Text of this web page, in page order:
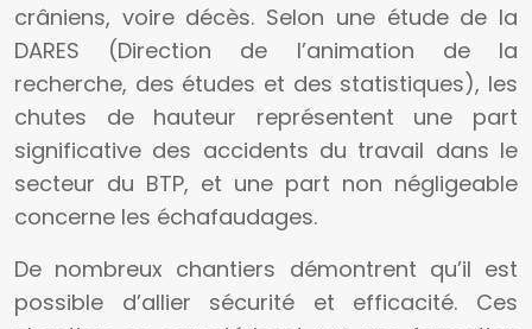
crâniens, voire décès. Selon une étude de la
DARES (Direction de l’animation de la
recherche, des études et des statistiques), les
chutes de hauteur représentent une part
significative des accidents du travail dans le
secteur du BTP, et une part non négligeable
concerne les échafaudages.
De nombreux chantiers démontrent qu’il est
possible d’allier sécurité et efficacité. Ces